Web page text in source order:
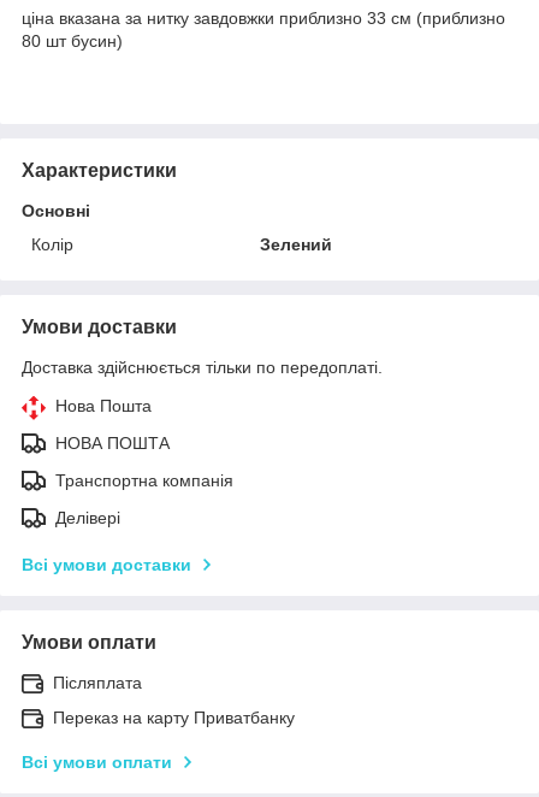
ціна вказана за нитку завдовжки приблизно 33 см (приблизно
80 шт бусин)
Характеристики
Основні
Колір
Зелений
Умови доставки
Доставка здійснюється тільки по передоплаті.
Нова Пошта
НОВА ПОШТА
Транспортна компанія
Делівері
Всі умови доставки
Умови оплати
Післяплата
Переказ на карту Приватбанку
Всі умови оплати